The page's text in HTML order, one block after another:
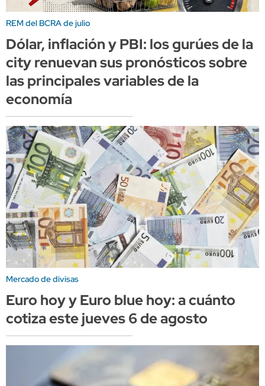
REM del BCRA de julio
Dólar, inflación y PBI: los gurúes de la
city renuevan sus pronósticos sobre
las principales variables de la
economía
Mercado de divisas
Euro hoy y Euro blue hoy: a cuánto
cotiza este jueves 6 de agosto